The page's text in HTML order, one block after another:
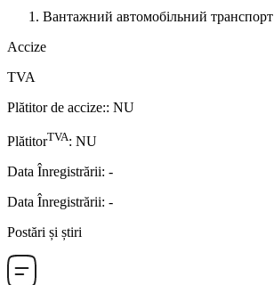
Вантажний автомобільний транспорт
Accize
TVA
Plătitor de accize:: NU
PlătitorTVA: NU
Data Înregistrării: -
Data Înregistrării: -
Postări și știri